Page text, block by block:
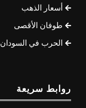
أسعار الذهب
طوفان الأقصى
الحرب في السودان
روابط سريعة